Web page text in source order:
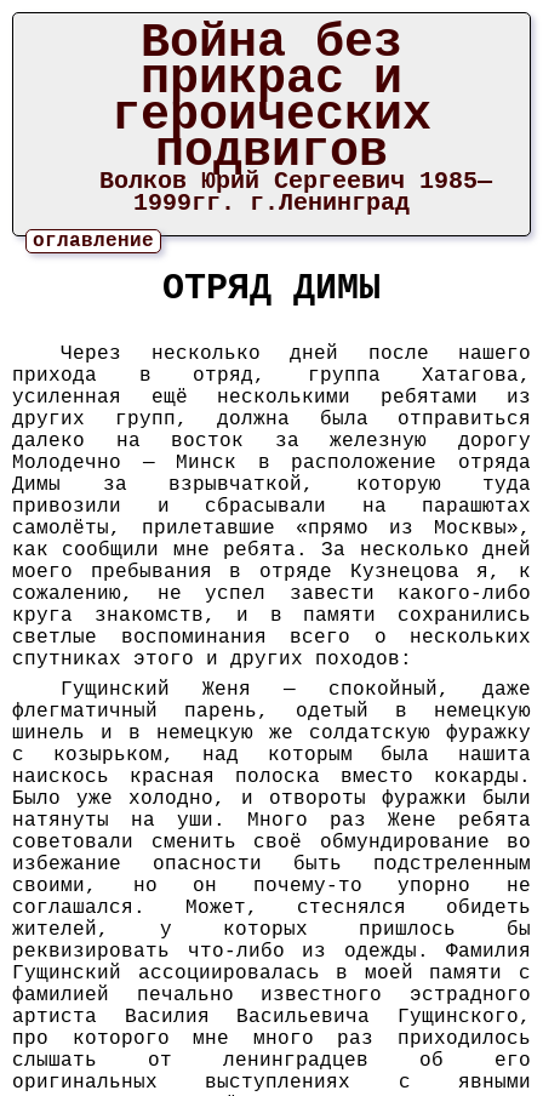
Война без
прикрас и
героических
подвигов
оглавление
Волков Юрий Сергеевич 1985—
1999гг. г.Ленинград
ОТРЯД ДИМЫ
Через несколько дней после нашего
прихода в отряд, группа Хатагова,
усиленная ещё несколькими ребятами из
других групп, должна была отправиться
далеко на восток за железную дорогу
Молодечно — Минск в расположение отряда
Димы за взрывчаткой, которую туда
привозили и сбрасывали на парашютах
самолёты, прилетавшие «прямо из Москвы»,
как сообщили мне ребята. За несколько дней
моего пребывания в отряде Кузнецова я, к
сожалению, не успел завести какого-либо
круга знакомств, и в памяти сохранились
светлые воспоминания всего о нескольких
спутниках этого и других походов:
Гущинский Женя — спокойный, даже
флегматичный парень, одетый в немецкую
шинель и в немецкую же солдатскую фуражку
с козырьком, над которым была нашита
наискось красная полоска вместо кокарды.
Было уже холодно, и отвороты фуражки были
натянуты на уши. Много раз Жене ребята
советовали сменить своё обмундирование во
избежание опасности быть подстреленным
своими, но он почему-то упорно не
соглашался. Может, стеснялся обидеть
жителей, у которых пришлось бы
реквизировать что-либо из одежды. Фамилия
Гущинский ассоциировалась в моей памяти с
фамилией печально известного эстрадного
артиста Василия Васильевича Гущинского,
про которого мне много раз приходилось
слышать от ленинградцев об его
оригинальных выступлениях с явными